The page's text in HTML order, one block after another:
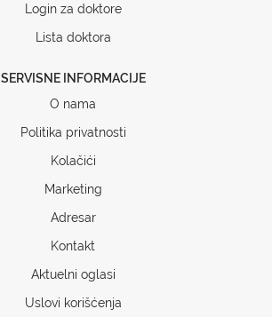
Login za doktore
Lista doktora
SERVISNE INFORMACIJE
O nama
Politika privatnosti
Kolačići
Marketing
Adresar
Kontakt
Aktuelni oglasi
Uslovi korišćenja